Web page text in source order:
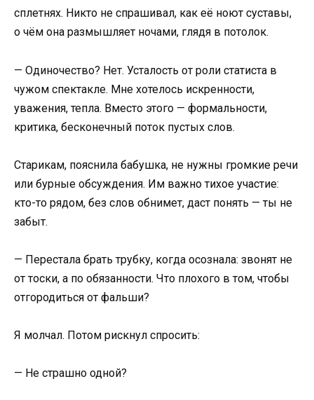
сплетнях. Никто не спрашивал, как её ноют суставы,
о чём она размышляет ночами, глядя в потолок.
— Одиночество? Нет. Усталость от роли статиста в
чужом спектакле. Мне хотелось искренности,
уважения, тепла. Вместо этого — формальности,
критика, бесконечный поток пустых слов.
Старикам, пояснила бабушка, не нужны громкие речи
или бурные обсуждения. Им важно тихое участие:
кто-то рядом, без слов обнимет, даст понять — ты не
забыт.
— Перестала брать трубку, когда осознала: звонят не
от тоски, а по обязанности. Что плохого в том, чтобы
отгородиться от фальши?
Я молчал. Потом рискнул спросить:
— Не страшно одной?